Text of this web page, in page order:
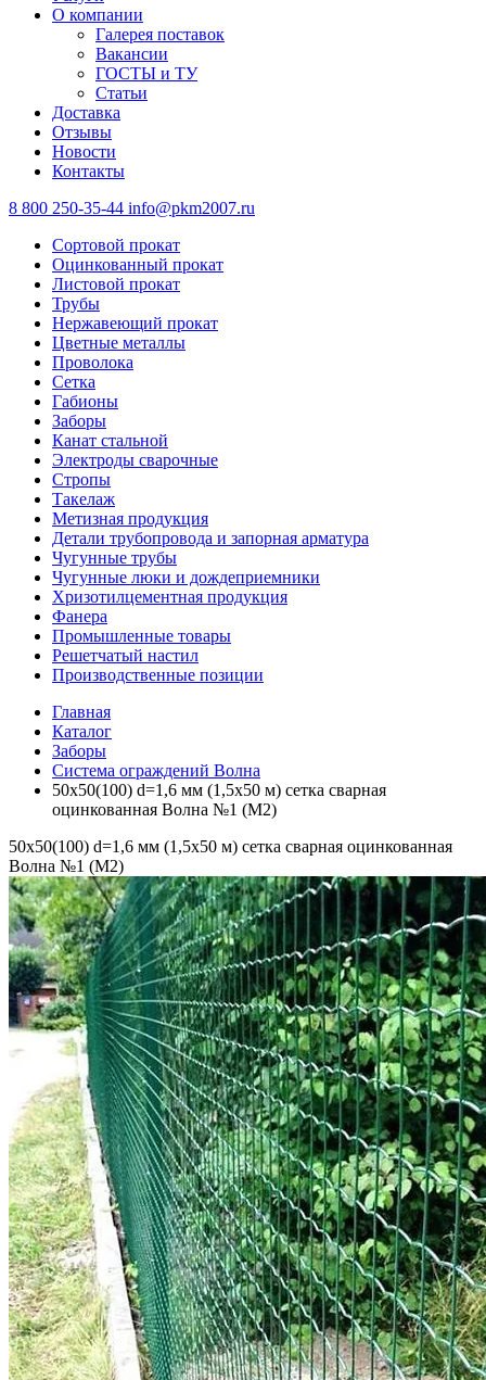
О компании
Галерея поставок
Вакансии
ГОСТЫ и ТУ
Статьи
Доставка
Отзывы
Новости
Контакты
8 800 250-35-44 info@pkm2007.ru
Сортовой прокат
Оцинкованный прокат
Листовой прокат
Трубы
Нержавеющий прокат
Цветные металлы
Проволока
Сетка
Габионы
Заборы
Канат стальной
Электроды сварочные
Стропы
Такелаж
Метизная продукция
Детали трубопровода и запорная арматура
Чугунные трубы
Чугунные люки и дождеприемники
Хризотилцементная продукция
Фанера
Промышленные товары
Решетчатый настил
Производственные позиции
Главная
Каталог
Заборы
Система ограждений Волна
50х50(100) d=1,6 мм (1,5х50 м) сетка сварная
оцинкованная Волна №1 (М2)
50х50(100) d=1,6 мм (1,5х50 м) сетка сварная оцинкованная
Волна №1 (М2)